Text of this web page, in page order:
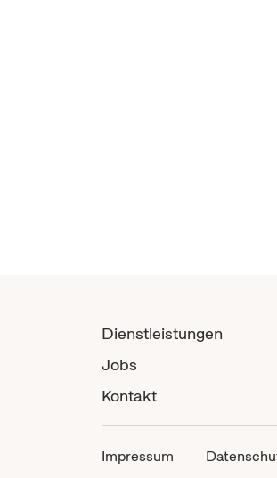
Dienstleistungen
Jobs
Kontakt
Impressum